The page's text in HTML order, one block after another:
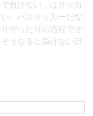
負けない」はサッカ
。パスサッカーだな
守ったりの過程でそ
うなると負けない臼